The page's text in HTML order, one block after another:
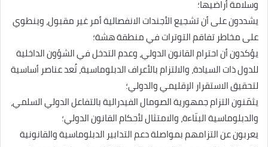
وسلامة أراضيها؛
يشددون على أن تشجيع الأجندات الانفصالية أمر غير مقبول، وينطوي
على مخاطر تفاقم التوترات في منطقة هشة؛
يؤكدون أن احترام القانون الدولي، وعدم التدخل في الشؤون الداخلية
للدول ذات السيادة، والالتزام بالأعراف الدبلوماسية، تُعد عناصر أساسية
لتحقيق الاستقرار الإقليمي والدولي؛
يثمّنون التزام جمهورية الصومال الفيدرالية بالتفاعل الدولي السلمي،
والدبلوماسية البنّاءة، والامتثال لأحكام القانون الدولي؛
يعربون عن التزامهم بمواصلة دعم التدابير الدبلوماسية والقانونية